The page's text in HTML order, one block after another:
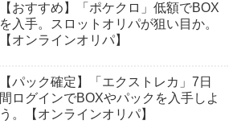
【おすすめ】「ポケクロ」低額でBOX
を入手。スロットオリパが狙い目か。
【オンラインオリパ】
【パック確定】「エクストレカ」7日
間ログインでBOXやパックを入手しよ
う。【オンラインオリパ】